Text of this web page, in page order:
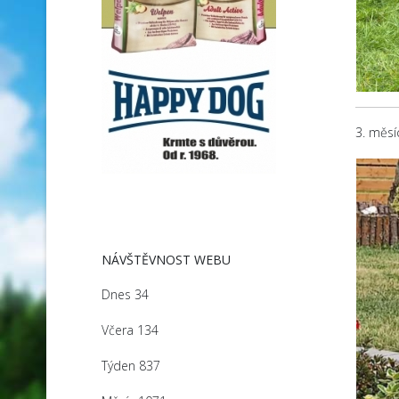
NÁVŠTĚVNOST WEBU
Dnes 34
Včera 134
Týden 837
3.